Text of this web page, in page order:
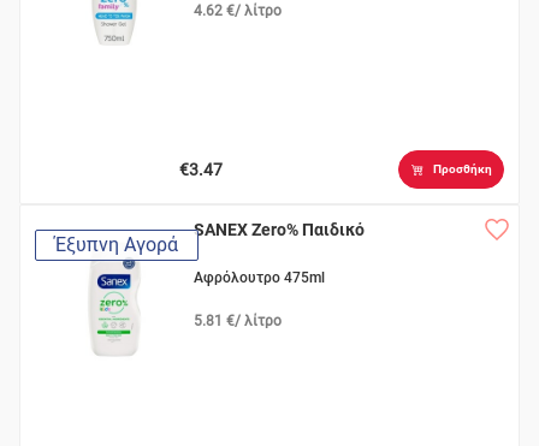
4.62 €/ λίτρο
€3.47 Προσθήκη
Έξυπνη Αγορά
SANEX Zero% Παιδικό
Αφρόλουτρο 475ml
5.81 €/ λίτρο